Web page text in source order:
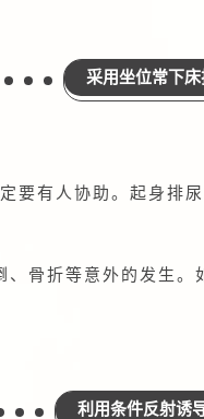
采用坐位常下床
要有人协助。起身排
骨折等意外的发生
利用条件反射诱